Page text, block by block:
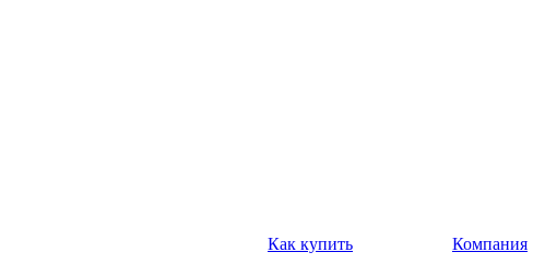
Как купить
Компания